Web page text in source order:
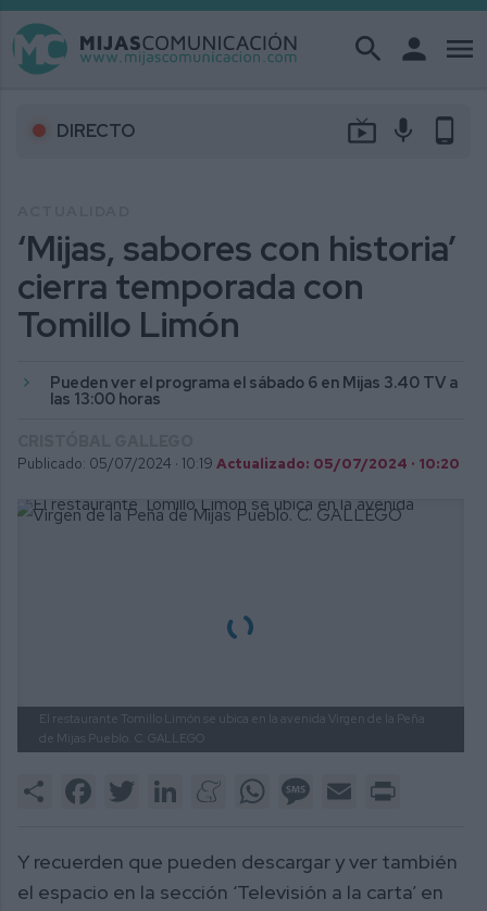
search person menu
DIRECTO live_tv mic phone_android
‘Mijas, sabores con historia’
cierra temporada con
Tomillo Limón
Pueden ver el programa el sábado 6 en Mijas 3.40 TV a
las 13:00 horas
Publicado: 05/07/2024 · 10:19 Actualizado: 05/07/2024 · 10:20
El restaurante Tomillo Limón se ubica en la avenida Virgen de la Peña
de Mijas Pueblo.
C. GALLEGO
Share FacebookTwitter LinkedInMeneameWhatsAppMessage
Email
Y recuerden que pueden descargar y ver también
el espacio en la sección ‘Televisión a la carta’ en